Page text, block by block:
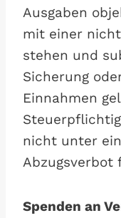
Ausgaben
mit einer
stehen und
Sicherung
Einnahmen
nicht unter
Abzugsverbot
Spenden an